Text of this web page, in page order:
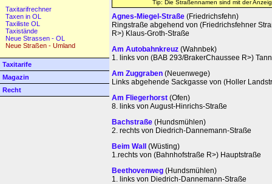
Taxitarifrechner
Taxen in OL
Taxiliste OL
Taxistände
Neue Strassen - OL
Neue Straßen - Umland
Taxitarife
Magazin
Recht
Tip: Die Straßennamen sind mit der
Agnes-Miegel-Straße (Friedrichsfehn)
Ringstraße abgehend von (Friedrichsfehner
R>) Klaus-Groth-Straße
Am Autobahnkreuz (Wahnbek)
1. links von (BAB 293/BrakerChaussee R>)
Am Zuggraben (Neuenwege)
Links abgehende Sackgasse von (Holler
Am Fliegerhorst (Ofen)
8. links von August-Hinrichs-Straße
Bachstraße (Hundsmühlen)
2. rechts von Diedrich-Dannemann-Straße
Beim Wall (Wüsting)
1.rechts von (Bahnhofstraße R>) Hauptstraße
Beethovenweg (Hundsmühlen)
1. links von Diedrich-Dannemann-Straße